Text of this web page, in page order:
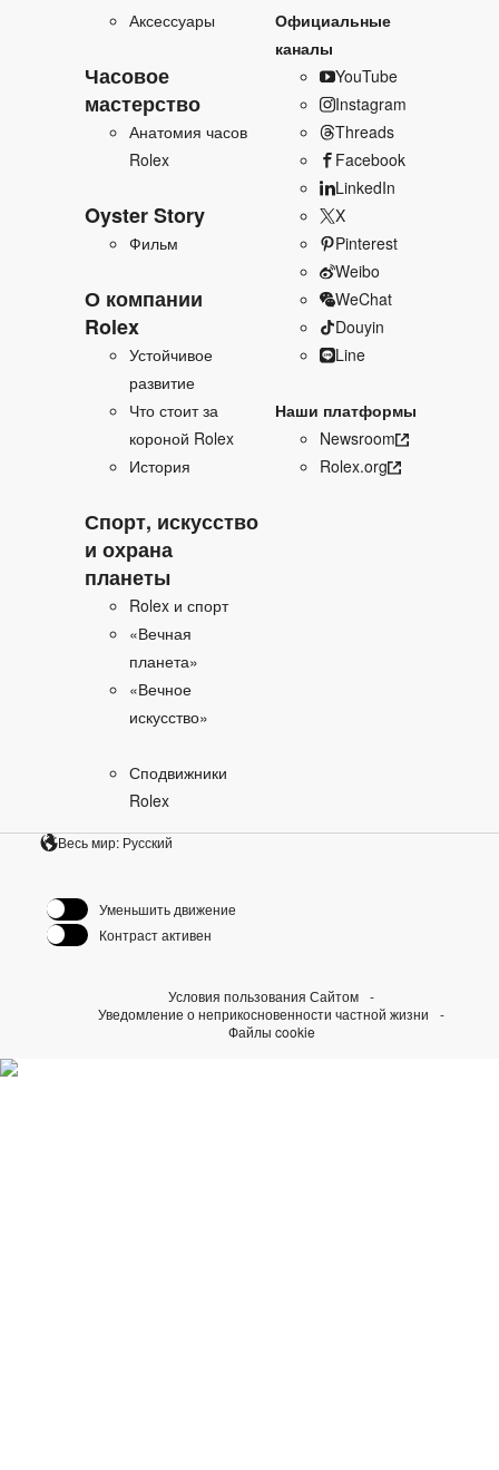
Аксессуары
Часовое
мастерство
Анатомия часов
Rolex
Oyster Story
Фильм
О компании
Rolex
Устойчивое
развитие
Что стоит за
короной Rolex
История
Спорт, искусство
и охрана
планеты
Rolex и спорт
«Вечная
планета»
«Вечное
искусство»
Сподвижники
Rolex
Официальные
каналы
YouTube
Instagram
Threads
Facebook
LinkedIn
X
Pinterest
Weibo
WeChat
Douyin
Line
Наши платформы
Newsroom
Rolex.org
Весь мир: Русский
Уменьшить движение
Контраст активен
Условия пользования Сайтом
Уведомление о неприкосновенности частной жизни
Файлы cookie